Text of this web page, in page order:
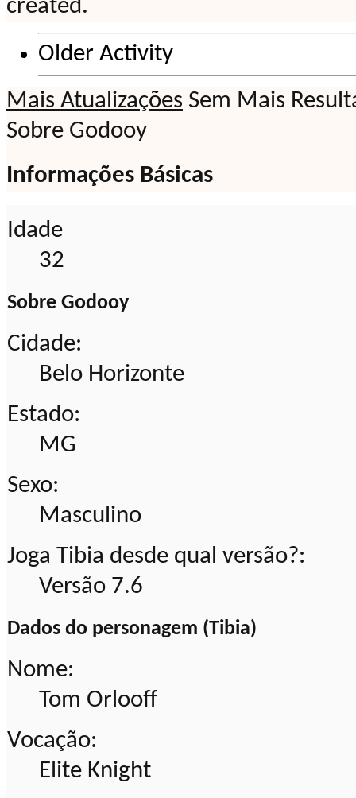
created.
Older Activity
Mais Atualizações Sem Mais
Sobre Godooy
Informações Básicas
Idade
32
Sobre Godooy
Cidade:
Belo Horizonte
Estado:
MG
Sexo:
Masculino
Joga Tibia desde qual versão?:
Versão 7.6
Dados do personagem (Tibia)
Nome:
Tom Orlooff
Vocação:
Elite Knight